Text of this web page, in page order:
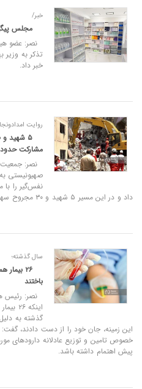
خبر/
مجلس
تذکر به وزیر
خبر داد.
روایت
مشارکت حدود ۹ هزار امدادگر زبده
نصر: جمعیت
داد و در این مسیر ۵ شهید و ۳۰ مجروح سهم ایثار هلال‌احمر بود.
سال گذشته؛
۲۶
باختند
نصر: رئیس
گذشته به
این زمینه، جان خود را از دست دادند،
خصوص تامین و توزیع عادلانه دارودهای
پیش اهتمام داشته باشد.